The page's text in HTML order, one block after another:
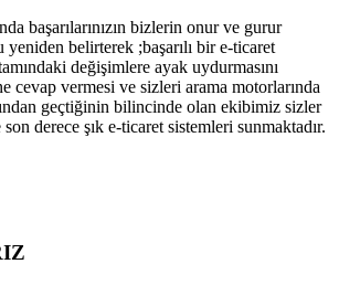
başarılarınızın bizlerin onur ve gurur
yeniden belirterek ;başarılı bir e-ticaret
değişimlere ayak uydurmasını
cevap vermesi ve sizleri arama motorlarında
geçtiğinin bilincinde olan ekibimiz sizler
derece şık e-ticaret sistemleri sunmaktadır.